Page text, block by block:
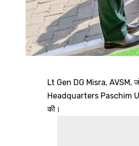
Lt Gen DG Misra, AVSM,
Headquarters Paschim
की।